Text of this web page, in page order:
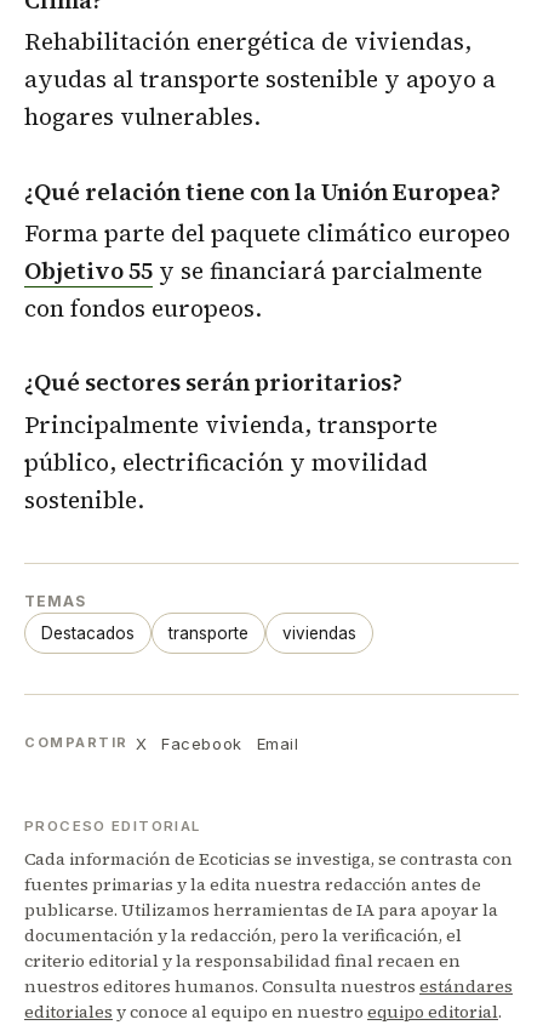
Rehabilitación energética de viviendas,
ayudas al transporte sostenible y apoyo a
hogares vulnerables.
¿Qué relación tiene con la Unión Europea?
Forma parte del paquete climático europeo
Objetivo 55 y se financiará parcialmente
con fondos europeos.
¿Qué sectores serán prioritarios?
Principalmente vivienda, transporte
público, electrificación y movilidad
sostenible.
TEMAS
Destacados transporte viviendas
COMPARTIR X Facebook Email
PROCESO EDITORIAL
Cada información de Ecoticias se investiga, se contrasta con
fuentes primarias y la edita nuestra redacción antes de
publicarse. Utilizamos herramientas de IA para apoyar la
documentación y la redacción, pero la verificación, el
criterio editorial y la responsabilidad final recaen en
nuestros editores humanos. Consulta nuestros estándares
editoriales y conoce al equipo en nuestro equipo editorial.